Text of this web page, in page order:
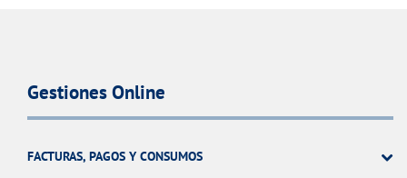
Gestiones Online
FACTURAS, PAGOS Y CONSUMOS